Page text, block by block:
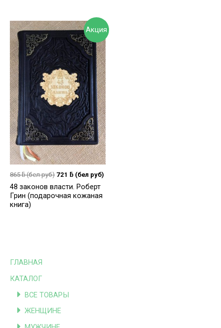
ГЛАВНАЯ
КАТАЛОГ
ВСЕ ТОВАРЫ
ЖЕНЩИНЕ
Акция
865ƃ(бел руб) 721 ƃ (бел руб)
48 законов власти. Роберт
Грин (подарочная кожаная
книга)